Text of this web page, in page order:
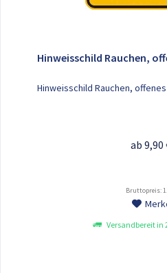
Hinweisschild Rauchen,
Hinweisschild Rauchen,
ab 9,90
Bruttopreis:
Versandbereit in